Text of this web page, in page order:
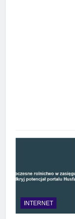
INTERNET